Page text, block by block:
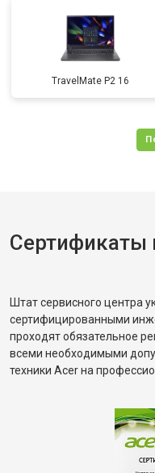
TravelMate P2 16
Сертификаты
Штат сервисного центра
сертифицированными
проходят обязательное
всеми необходимыми
техники Acer на